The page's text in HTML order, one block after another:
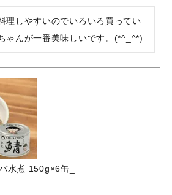
理しやすいのでいろいろ買ってい
ゃんが一番美味しいです。(*^_^*)
水煮 150g×6缶_